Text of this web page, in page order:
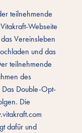
teilnehmende
Webseite
Vereinsleben
und das
teilnehmende
des
Double-Opt-
Die
dafür und